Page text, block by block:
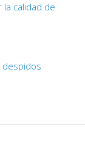
la calidad de
despidos